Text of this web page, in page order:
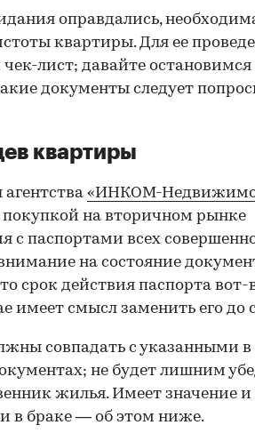
оправдались,
квартиры. Для ее
лист; давайте остановимся
документы следует
квартиры
«ИНКОМ-
на вторичном рынке
с паспортами всех
на состояние
срок действия паспорта вот-
имеет смысл заменить его до
совпадать с указанными в
не будет лишним
жилья. Имеет значение и
в браке — об этом ниже.